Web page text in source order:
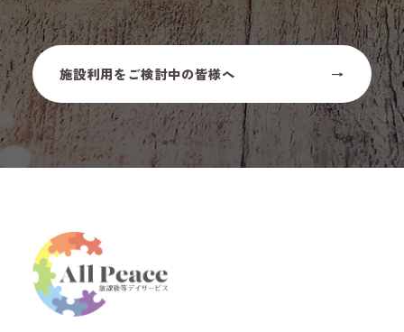
施設利用をご検討中の皆様へ